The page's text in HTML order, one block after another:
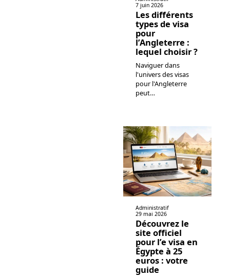
7 juin 2026
Les différents
types de visa
pour
l’Angleterre :
lequel choisir ?
Naviguer dans
l'univers des visas
pour l'Angleterre
peut…
Administratif
29 mai 2026
Découvrez le
site officiel
pour l’e visa en
Égypte à 25
euros : votre
guide